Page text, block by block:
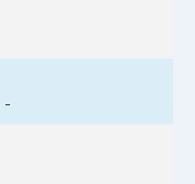
-